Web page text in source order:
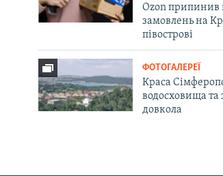
Русский
Ozon
замовлень на
півострові
ФОТОГАЛЕРЕЇ
Краса
водосховища та
довкола